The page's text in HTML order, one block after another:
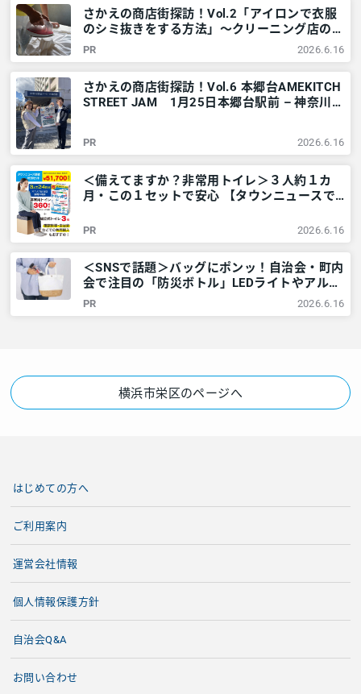
さかえの商店街探訪！Vol.2「アイロンで衣服
のシミ抜きをする方法」～クリーニング店の家
庭でできる技～ – 神奈川・東京多摩のご近所
情報 – レアリア
PR 2026.6.16
さかえの商店街探訪！Vol.6 本郷台AMEKITCH
STREET JAM 1月25日本郷台駅前 – 神奈川・
PR 2026.6.16
＜備えてますか？非常用トイレ＞３人約１カ
月・この１セットで安心 【タウンニュースで
レアリア
PR 2026.6.16
＜SNSで話題＞バッグにポンッ！自治会・町内
会で注目の「防災ボトル」LEDライトやアルミ
シートなど6点が1本に – 神奈川・東京多摩の
ご近所情報 – レアリア
PR 2026.6.16
横浜市栄区のページへ
はじめての方へ
ご利用案内
運営会社情報
個人情報保護方針
自治会Q&A
お問い合わせ